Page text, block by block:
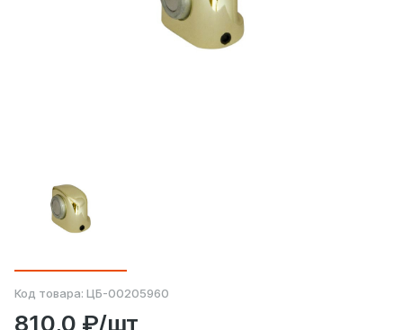
Код товара: ЦБ-00205960
810,0 ₽/шт